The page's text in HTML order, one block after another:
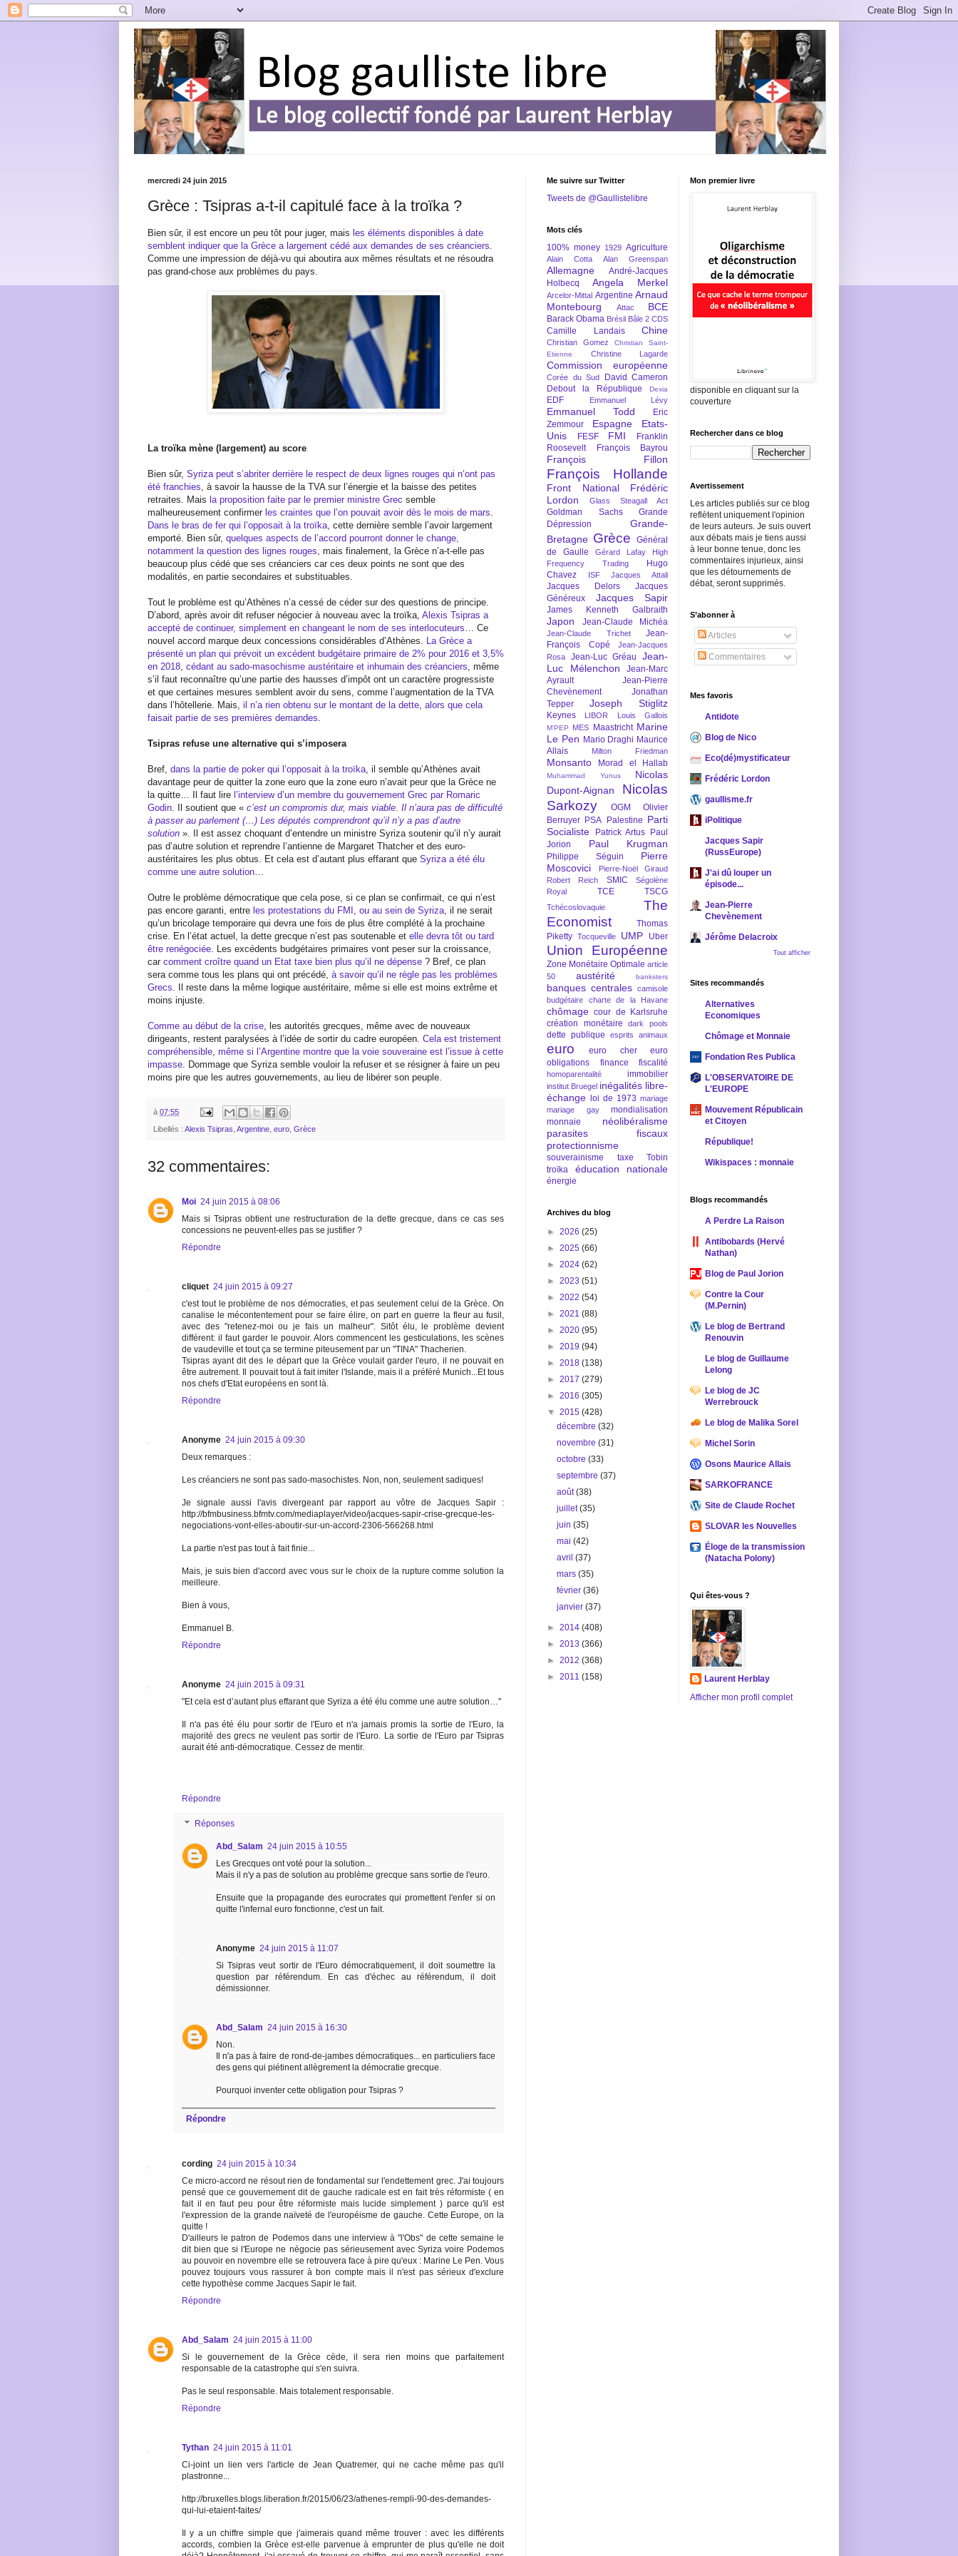
mercredi 24 juin 2015
Grèce : Tsipras a-t-il capitulé face à la troïka ?
Bien sûr, il est encore un peu tôt pour juger, mais les éléments disponibles à date
semblent indiquer que la Grèce a largement cédé aux demandes de ses créanciers
Comme une impression de déjà-vu qui aboutira aux mêmes résultats et ne résoudra
pas grand-chose aux problèmes du pays.
La troïka mène (largement) au score
Bien sûr, Syriza peut s’abriter derrière le respect de deux lignes rouges qui n’ont pas
été franchies , à savoir la hausse de la TVA sur l’énergie et la baisse des petites
retraites. Mais la proposition faite par le premier ministre Grec semble
malheureusement confirmer les craintes que l’on pouvait avoir dès le mois de mars
Dans le bras de fer qui l’opposait à la troïka , cette dernière semble l’avoir largement
emporté. Bien sûr, quelques aspects de l’accord pourront donner le change,
notamment la question des lignes rouges , mais finalement, la Grèce n’a-t-elle pas
beaucoup plus cédé que ses créanciers car ces deux points ne sont que des
modalités, en partie secondaires et substituables.
Tout le problème est qu’Athènes n’a cessé de céder sur des questions de principe.
D’abord, après avoir dit refuser négocier à nouveau avec la troïka, Alexis Tsipras a
accepté de continuer, simplement en changeant le nom de ses interlocuteurs … Ce
nouvel accord marque deux concessions considérables d’Athènes. La Grèce a
présenté un plan qui prévoit un excédent budgétaire primaire de 2% pour 2016 et 3,5%
en 2018 cédant au sado-masochisme austéritaire et inhumain des créanciers , même
s’il faut reconnaître qu’une partie des hausses d’impôt ont un caractère progressiste
et que certaines mesures semblent avoir du sens, comme l’augmentation de la TVA
dans l’hôtellerie. Mais, il n’a rien obtenu sur le montant de la dette alors que cela
faisait partie de ses premières demandes
Tsipras refuse une alternative qui s’imposera
Bref, dans la partie de poker qui l’opposait à la troïka , il semble qu’Athènes avait
davantage peur de quitter la zone euro que la zone euro n’avait peur que la Grèce ne
la quitte… Il faut lire l’interview d’un membre du gouvernement Grec par Romaric
Godin . Il soutient que « c’est un compromis dur, mais viable. Il n’aura pas de difficulté
à passer au parlement (…) Les députés comprendront qu’il n’y a pas d’autre
solution ». Il est assez choquant d’entendre un ministre Syriza soutenir qu’il n’y aurait
pas d’autre solution et reprendre l’antienne de Margaret Thatcher et des euro-
austéritaires les plus obtus. Et cela est d’autant plus effarant que Syriza a été élu
comme une autre solution
Outre le problème démocratique que cela pose, si ce plan se confirmait, ce qui n’est
pas encore garanti, entre les protestations du FMI ou au sein de Syriza , il ne serait
qu’un bricolage temporaire qui devra une fois de plus être complété à la prochaine
crise. En l’état actuel, la dette grecque n’est pas soutenable et elle devra tôt ou tard
être renégociée . Les excédents budgétaires primaires vont peser sur la croissance,
car comment croître quand un Etat taxe bien plus qu’il ne dépense ? Bref, ce plan
sera comme tous les plans qui ont précédé, à savoir qu’il ne règle pas les problèmes
Grecs . Il reste dans la même logique austéritaire, même si elle est moins extrême et
moins injuste.
Comme au début de la crise , les autorités grecques, même avec de nouveaux
dirigeants, restent paralysées à l’idée de sortir du cadre européen. Cela est tristement
compréhensible même si l’Argentine montre que la voie souveraine est l’issue à cette
impasse . Dommage que Syriza semble vouloir la refuser et se résigner à faire un peu
moins pire que les autres gouvernements, au lieu de libérer son peuple.
à 07:55
Libellés : Alexis Tsipras Argentine euro Grèce
32 commentaires:
Moi 24 juin 2015 à 08:06
Mais si Tsipras obtient une restructuration de la dette grecque, dans ce cas ses
concessions ne peuvent-elles pas se justifier ?
Répondre
cliquet 24 juin 2015 à 09:27
c'est tout le problème de nos démocraties, et pas seulement celui de la Grèce. On
canalise le mécontentement pour se faire élire, on part en guerre la fleur au fusil,
avec des "retenez-moi ou je fais un malheur". Sitôt élu, le problème devient
différent: il faut garder le pouvoir. Alors commencent les gesticulations, les scènes
de vaudeville et tout ça se termine piteusement par un "TINA" Thacherien.
Tsipras ayant dit des le départ que la Grèce voulait garder l'euro, il ne pouvait en
être autrement. Il pouvait tout à fait imiter l'Islande, mais il a préféré Munich...Et tous
nos chefs d'Etat européens en sont là.
Répondre
Anonyme 24 juin 2015 à 09:30
Deux remarques :
Les créanciers ne sont pas sado-masochistes. Non, non, seulement sadiques!
Je signale aussi l'avis divergeant par rapport au vôtre de Jacques Sapir :
http://bfmbusiness.bfmtv.com/mediaplayer/video/jacques-sapir-crise-grecque-les-
negociations-vont-elles-aboutir-sur-un-accord-2306-566268.html
La partie n'est pas tout à fait finie...
Mais, je suis bien d'accord avec vous sur le choix de la rupture comme solution la
meilleure.
Bien à vous,
Emmanuel B.
Répondre
Anonyme 24 juin 2015 à 09:31
"Et cela est d’autant plus effarant que Syriza a été élu comme une autre solution…"
Il n'a pas été élu pour sortir de l'Euro et n'a jamais promis la sortie de l'Euro, la
majorité des grecs ne veulent pas sortir de l'Euro. La sortie de l'Euro par Tsipras
aurait été anti-démocratique. Cessez de mentir.
Répondre
Réponses
Abd_Salam 24 juin 2015 à 10:55
Les Grecques ont voté pour la solution...
Mais il n'y a pas de solution au problème grecque sans sortie de l'euro.
Ensuite que la propagande des eurocrates qui promettent l'enfer si on
quitte l'infernal euro fonctionne, c'est un fait.
Anonyme 24 juin 2015 à 11:07
Si Tsipras veut sortir de l'Euro démocratiquement, il doit soumettre la
question par référendum. En cas d'échec au référendum, il doit
démissionner.
Abd_Salam 24 juin 2015 à 16:30
Non.
Il n'a pas à faire de rond-de-jambes démocratiques... en particuliers face
des gens qui piétinent allègrement la démocratie grecque.
Pourquoi inventer cette obligation pour Tsipras ?
Répondre
cording 24 juin 2015 à 10:34
Ce micro-accord ne résout rien de fondamental sur l'endettement grec. J'ai toujours
pensé que ce gouvernement dit de gauche radicale est en fait très réformiste ( en
fait il en faut peu pour être réformiste mais lucide simplement ) parce qu'il est
l'expression de la grande naïveté de l'européisme de gauche. Cette Europe, on la
quitte !
D'ailleurs le patron de Podemos dans une interview à "l'Obs" de cette semaine le
dit bien que si l'Europe ne négocie pas sérieusement avec Syriza voire Podemos
au pouvoir en novembre elle se retrouvera face à pire qu'eux : Marine Le Pen. Vous
pouvez toujours vous rassurer à bon compte mais il n'est pas sérieux d'exclure
cette hypothèse comme Jacques Sapir le fait.
Répondre
Abd_Salam 24 juin 2015 à 11:00
Si le gouvernement de la Grèce cède, il sera rien moins que parfaitement
responsable de la catastrophe qui s'en suivra.
Pas le seul responsable. Mais totalement responsable.
Répondre
Tythan 24 juin 2015 à 11:01
Ci-joint un lien vers l'article de Jean Quatremer, qui ne cache même pas qu'il
plastronne...
http://bruxelles.blogs.liberation.fr/2015/06/23/athenes-rempli-90-des-demandes-
qui-lui-etaient-faites/
Il y a un chiffre simple que j'aimerais quand même trouver : avec les différents
accords, combien la Grèce est-elle parvenue à emprunter de plus qu'elle ne doit
Me suivre sur Twitter
Tweets de @Gaullistelibre
Mots clés
100% money 1929 Agriculture
Alain Cotta Alan Greenspan
Allemagne
André-Jacques
Holbecq
Angela Merkel
Arcelor-Mittal Argentine Arnaud
Montebourg
Attac BCE
Barack Obama Brésil Bâle 2 CDS
Camille Landais Chine
Christian Gomez
Christian Saint-
Etienne
Christine Lagarde
Commission européenne
Corée du Sud
David Cameron
Debout la République
Dexia
EDF Emmanuel Lévy
Emmanuel Todd
Eric
Zemmour
Espagne
Etats-
Unis
FESF FMI
Franklin
Roosevelt
François Bayrou
François Fillon
François Hollande
Front National
Frédéric
Lordon
Glass Steagall Act
Goldman Sachs
Grande
Dépression
Grande-
Bretagne Grèce
Général
de Gaulle
Gérard Lafay
High
Frequency Trading
Hugo
Chavez
ISF Jacques Attali
Jacques Delors
Jacques
Généreux
Jacques Sapir
James Kenneth Galbraith
Japon Jean-Claude Michéa
Jean-Claude Trichet
Jean-
François Copé
Jean-Jacques
Rosa
Jean-Luc Gréau
Jean-
Luc Mélenchon
Jean-Marc
Ayrault
Jean-Pierre
Chevènement
Jonathan
Tepper
Joseph Stiglitz
Keynes LIBOR Louis Gallois
M'PEP MES Maastricht Marine
Le Pen Mario Draghi Maurice
Allais
Milton Friedman
Monsanto Morad el Hallab
Muhammad Yunus
Nicolas
Dupont-Aignan
Nicolas
Sarkozy
OGM
Olivier
Berruyer PSA Palestine Parti
Socialiste
Patrick Artus
Paul
Jorion
Paul Krugman
Philippe Séguin
Pierre
Moscovici
Pierre-Noël Giraud
Robert Reich
SMIC
Ségolène
Royal
TCE TSCG
Tchécoslovaquie
The
Economist
Thomas
Piketty Tocqueville UMP Uber
Union Européenne
Zone Monétaire Optimale article
50
austérité banksters
banques centrales camisole
budgétaire
charte de la Havane
chômage cour de Karlsruhe
création monétaire
dark pools
dette publique esprits animaux
euro euro cher
euro
obligations
finance fiscalité
homoparentalité immobilier
institut Bruegel inégalités libre-
échange
loi de 1973 mariage
mariage gay
mondialisation
monnaie
néolibéralisme
parasites fiscaux
protectionnisme
souverainisme
taxe Tobin
troïka
éducation nationale
énergie
Archives du blog
► 2026 (25)
► 2025 (66)
► 2024 (62)
► 2023 (51)
► 2022 (54)
► 2021 (88)
► 2020 (95)
► 2019 (94)
► 2018 (138)
► 2017 (279)
► 2016 (305)
▼ 2015 (428)
décembre(32)
novembre(31)
octobre(33)
septembre(37)
août(38)
juillet(35)
juin(35)
mai(42)
avril(37)
mars(35)
février(36)
janvier(37)
► 2014 (408)
► 2013 (366)
► 2012 (368)
► 2011 (158)
Mon premier livre
disponible en cliquant sur la
couverture
Rechercher dans ce blog
Avertissement
Les articles publiés sur ce blog
reflètent uniquement l'opinion
de leurs auteurs. Je suis ouvert
aux débats mais je tiens aussi
à leur bonne tenue, donc les
commentaires injurieux, ainsi
que les détournements de
débat, seront supprimés.
S’abonner à
Articles
Commentaires
Mes favoris
Antidote
Blog de Nico
Eco(dé)mystificateur
Frédéric Lordon
gaullisme.fr
iPolitique
Jacques Sapir
(RussEurope)
J'ai dû louper un
épisode...
Jean-Pierre
Chevènement
Jérôme Delacroix
Tout afficher
Sites recommandés
Alternatives
Economiques
Chômage et Monnaie
Fondation Res Publica
L'OBSERVATOIRE DE
L'EUROPE
Mouvement Républicain
et Citoyen
République!
Wikispaces : monnaie
Blogs recommandés
A Perdre La Raison
Antibobards (Hervé
Nathan)
Blog de Paul Jorion
Contre la Cour
(M.Pernin)
Le blog de Bertrand
Renouvin
Le blog de Guillaume
Lelong
Le blog de JC
Werrebrouck
Le blog de Malika Sorel
Michel Sorin
Osons Maurice Allais
SARKOFRANCE
Site de Claude Rochet
SLOVAR les Nouvelles
Éloge de la transmission
(Natacha Polony)
Qui êtes-vous ?
Laurent Herblay
Afficher mon profil complet